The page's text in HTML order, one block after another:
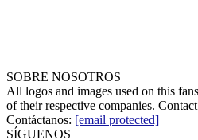
SOBRE NOSOTROS
All logos and images used on this
of their respective companies.
Contáctanos: [email protected]
SÍGUENOS